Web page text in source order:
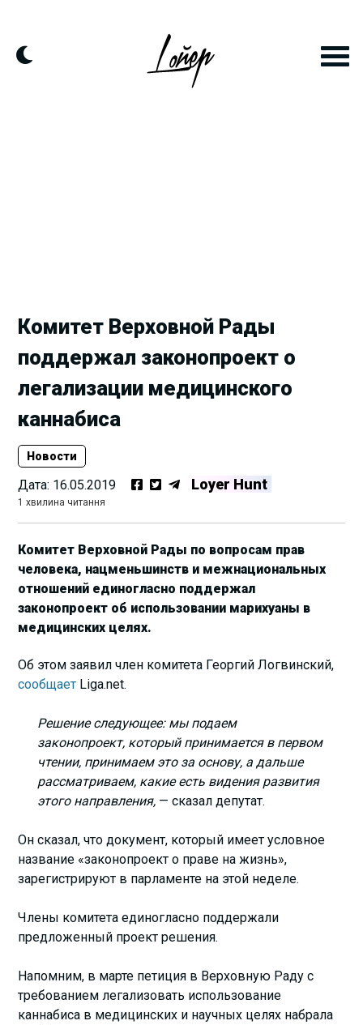
контенту
Комитет Верховной Рады
поддержал законопроект о
легализации медицинского
каннабиса
Новости
Дата: 16.05.2019 Loyer Hunt
1 хвилина читання
Комитет Верховной Рады по вопросам прав
человека, нацменьшинств и межнациональных
отношений единогласно поддержал
законопроект об использовании марихуаны в
медицинских целях.
Об этом заявил член комитета Георгий Логвинский,
сообщает Liga.net.
Решение следующее: мы подаем
законопроект, который принимается в первом
чтении, принимаем это за основу, а дальше
рассматриваем, какие есть видения развития
этого направления, — сказал депутат.
Он сказал, что документ, который имеет условное
название «законопроект о праве на жизнь»,
зарегистрируют в парламенте на этой неделе.
Члены комитета единогласно поддержали
предложенный проект решения.
Напомним, в марте петиция в Верховную Раду с
требованием легализовать использование
каннабиса в медицинских и научных целях набрала